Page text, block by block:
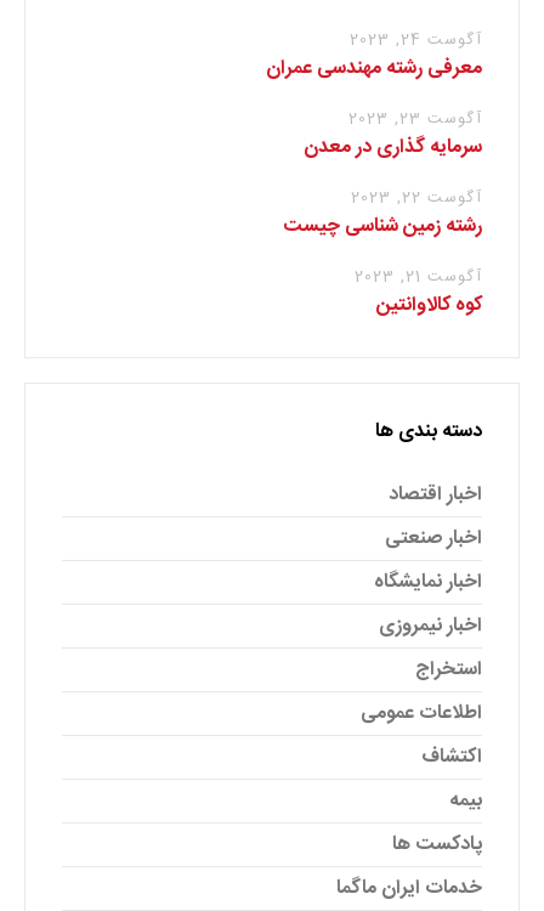
آگوست 24, 2023
معرفی رشته مهندسی عمران
آگوست 23, 2023
سرمایه گذاری در معدن
آگوست 22, 2023
رشته زمین شناسی چیست
آگوست 21, 2023
کوه کالاوانتین
دسته بندی ها
اخبار اقتصاد
اخبار صنعتی
اخبار نمایشگاه
اخبار نیمروزی
استخراج
اطلاعات عمومی
اکتشاف
بیمه
پادکست ها
خدمات ایران ماگما